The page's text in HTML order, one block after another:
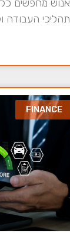
אנוש מחפשים
תהליכי העבודה
FINANCE